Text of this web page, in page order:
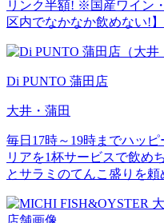
リンク半額! ※国産ワイン
区内でなかなか飲めない!
Di PUNTO 蒲田店
大井・蒲田
毎日17時～19時までハッ
リアを1杯サービスで飲め
とサラミのてんこ盛りを